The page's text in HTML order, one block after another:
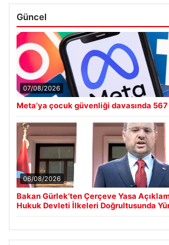
Güncel
07/08/2026
Meta’ya çocuk güvenliği davasında
06/08/2026
Bakan Gürlek’ten Çerçeve Yasa
Hukuk Devleti İlkeleri Doğrultusunda